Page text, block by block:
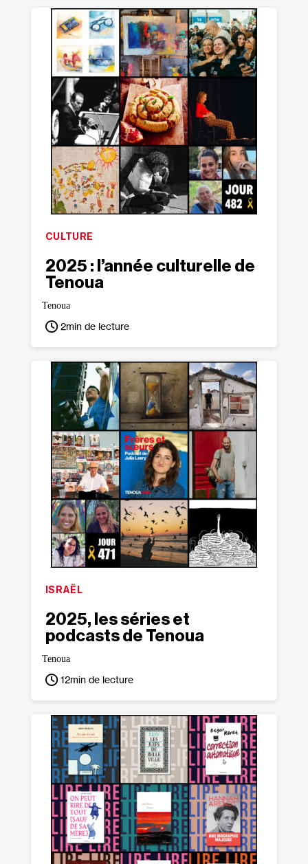
CULTURE
2025 : l’année culturelle de
Tenoua
Tenoua
2min de lecture
ISRAËL
2025, les séries et
podcasts de Tenoua
Tenoua
12min de lecture